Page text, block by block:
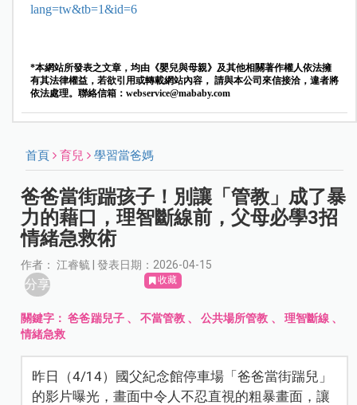
lang=tw&tb=1&id=6
*本網站所發表之文章，均由《嬰兒與母親》及其他相關著作權人依法擁
有其法律權益，若欲引用或轉載網站內容， 請與本公司來信接洽，違者將
依法處理。聯絡信箱： webservice@mababy.com
首頁 育兒 學習當爸媽
爸爸當街踹孩子！別讓「管教」成了暴
力的藉口，理智斷線前，父母必學3招
情緒急救術
作者： 江睿毓 | 發表日期：2026-04-15
分享 收藏
關鍵字：爸爸踹兒子、 不當管教 、公共場所管教 、 理智斷線 、
情緒急救
昨日（4/14）國父紀念館停車場「爸爸當街踹兒」
的影片曝光，畫面中令人不忍直視的粗暴畫面，讓